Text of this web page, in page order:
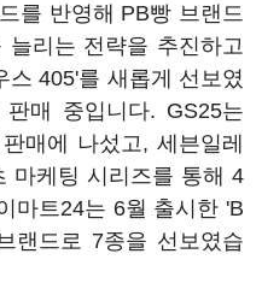
를 반영해 PB빵 브랜드
리는 전략을 추진하고
스 405'를 새롭게 선보였
매 중입니다. GS25는
매에 나섰고, 세븐일레
마케팅 시리즈를 통해 4
마트24는 6월 출시한 'B
랜드로 7종을 선보였습